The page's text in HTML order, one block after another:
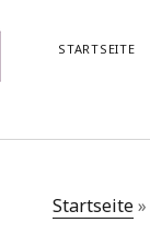
STARTSEITE
Suchen
Startseite»